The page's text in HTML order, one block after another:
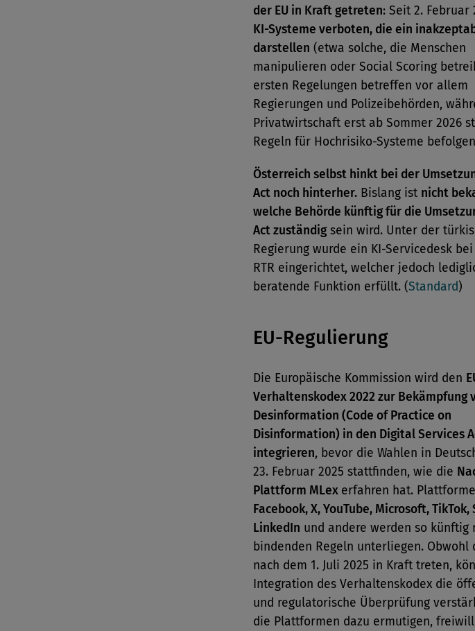
der EU in Kraft getreten: Seit 2. Februar
KI-Systeme verboten, die ein
darstellen (etwa solche, die Menschen
manipulieren oder Social Scoring
ersten Regelungen betreffen vor allem
Regierungen und Polizeibehörden,
Privatwirtschaft erst ab Sommer 2026
Regeln für Hochrisiko-Systeme
Österreich selbst hinkt bei der
Act noch hinterher. Bislang ist nicht
welche Behörde künftig für die
Act zuständigsein wird. Unter der
Regierung wurde ein KI-Servicedesk
RTR eingerichtet, welcher jedoch
beratende Funktion erfüllt. (Standard)
EU-Regulierung
Die Europäische Kommission wird den
Verhaltenskodex 2022 zur Bekämpfung
Desinformation (Code of Practice on
Disinformation) in den Digital Services
integrieren, bevor die Wahlen in
23. Februar 2025 stattfinden, wie die
Plattform MLex erfahren hat.
Facebook, X, YouTube, Microsoft,
LinkedIn und andere werden so künftig
bindenden Regeln unterliegen. Obwohl
nach dem 1. Juli 2025 in Kraft treten,
Integration des Verhaltenskodex die
und regulatorische Überprüfung
die Plattformen dazu ermutigen,